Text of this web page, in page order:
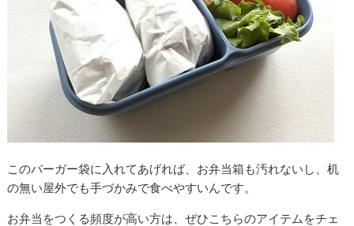
このバーガー袋に入れてあげれば、お弁当箱も汚れないし、机
の無い屋外でも手づかみで食べやすいんです。
お弁当をつくる頻度が高い方は、ぜひこちらのアイテムをチェ